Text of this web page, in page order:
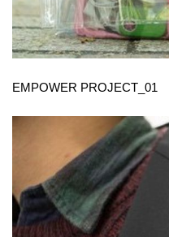
EMPOWER PROJECT_01